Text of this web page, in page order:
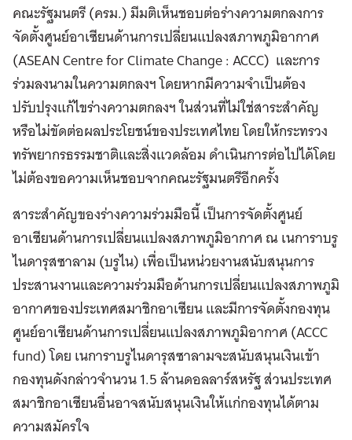
คณะรัฐมนตรี (ครม.) มีมติเห็นชอบต่อร่างความตกลงการ
จัดตั้งศูนย์อาเซียนด้านการเปลี่ยนแปลงสภาพภูมิอากาศ
(ASEAN Centre for Climate Change : ACCC) และการ
ร่วมลงนามในความตกลงฯ โดยหากมีความจำเป็นต้อง
ปรับปรุงแก้ไขร่างความตกลงฯ ในส่วนที่ไม่ใช่สาระสำคัญ
หรือไม่ขัดต่อผลประโยชน์ของประเทศไทย โดยให้กระทรวง
ทรัพยากรธรรมชาติและสิ่งแวดล้อม ดำเนินการต่อไปได้โดย
ไม่ต้องขอความเห็นชอบจากคณะรัฐมนตรีอีกครั้ง
สาระสำคัญของร่างความร่วมมือนี้ เป็นการจัดตั้งศูนย์
อาเซียนด้านการเปลี่ยนแปลงสภาพภูมิอากาศ ณ เนการาบรู
ไนดารุสซาลาม (บรูไน) เพื่อเป็นหน่วยงานสนับสนุนการ
ประสานงานและความร่วมมือด้านการเปลี่ยนแปลงสภาพภูมิ
อากาศของประเทศสมาชิกอาเซียน และมีการจัดตั้งกองทุน
ศูนย์อาเซียนด้านการเปลี่ยนแปลงสภาพภูมิอากาศ (ACCC
fund) โดย เนการาบรูไนดารุสซาลามจะสนับสนุนเงินเข้า
กองทุนดังกล่าวจำนวน 1.5 ล้านดอลลาร์สหรัฐ ส่วนประเทศ
สมาชิกอาเซียนอื่นอาจสนับสนุนเงินให้แก่กองทุนได้ตาม
ความสมัครใจ